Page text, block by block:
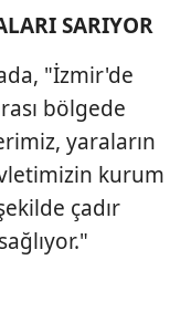
SARIYOR
"İzmir'de
bölgede
yaraların
kurum
çadır